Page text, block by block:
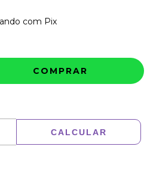
com Pix
CALCULAR